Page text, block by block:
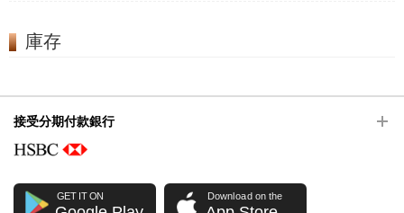
庫存
接受分期付款銀行
GET IT ON Download on the